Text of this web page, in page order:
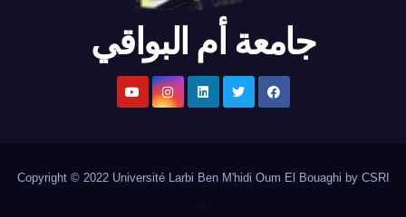
جامعة أم البواقي
Copyright © 2022 Université Larbi Ben M'hidi Oum El Bouaghi by CSRI
.